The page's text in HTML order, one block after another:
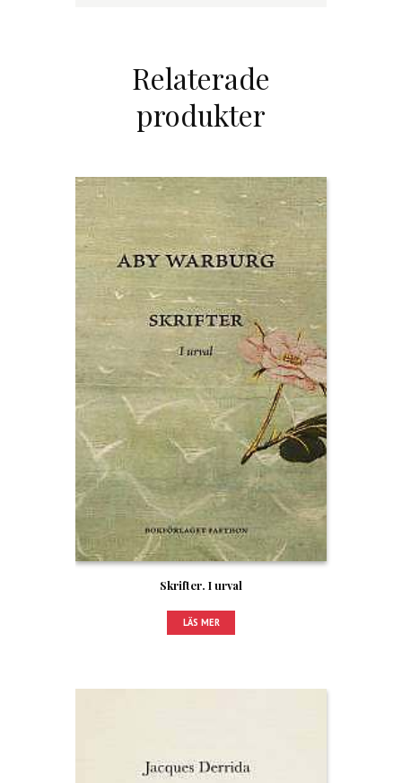
Relaterade
produkter
Skrifter. I urval
LÄS MER